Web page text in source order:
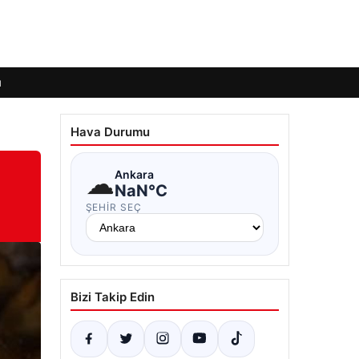
Hava Durumu
☁Ankara
NaN°C
ŞEHIR SEÇ
Bizi Takip Edin